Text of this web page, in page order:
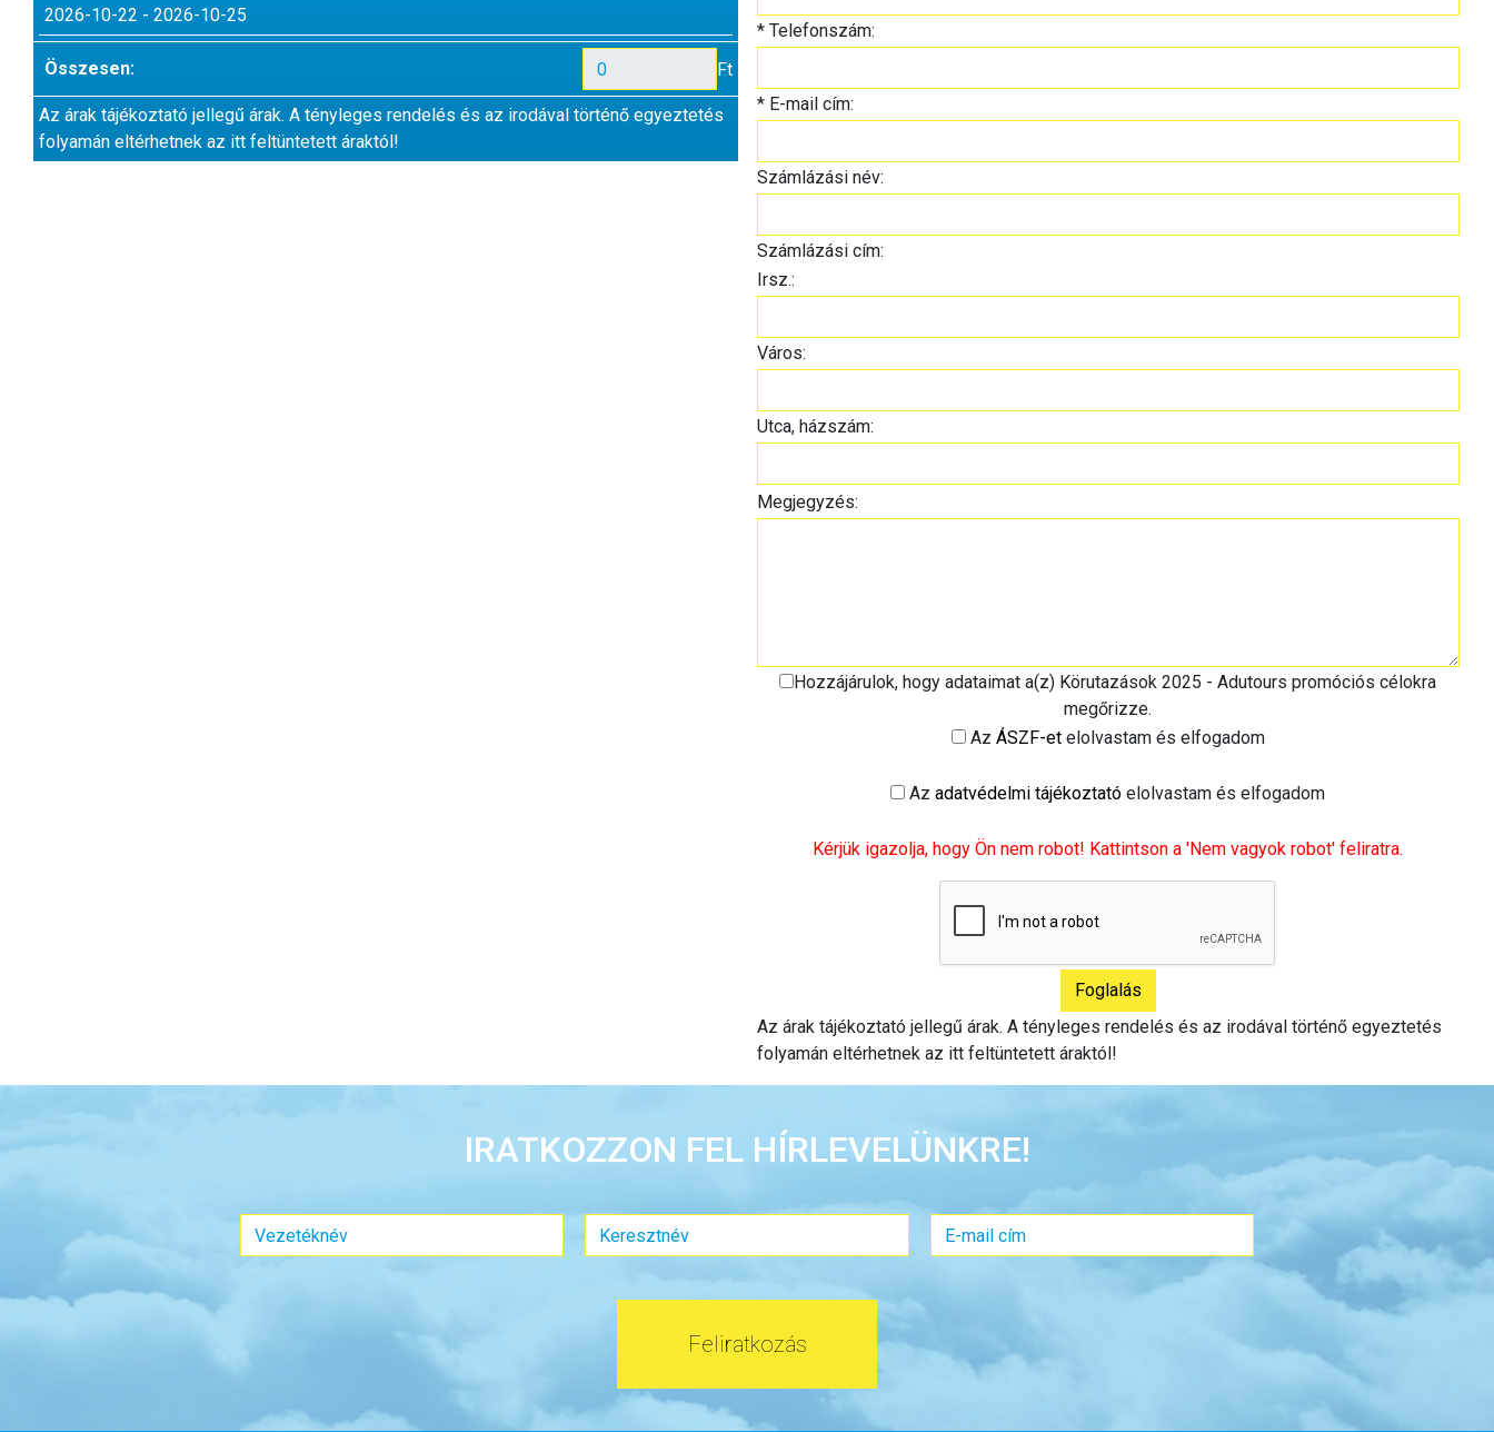
2026-10-22 - 2026-10-25
Összesen: Ft
Az árak tájékoztató jellegű árak. A tényleges rendelés és az irodával történő egyeztetés
folyamán eltérhetnek az itt feltüntetett áraktól!
*Telefonszám:
*E-mail cím:
Számlázási név:
Számlázási cím:
Irsz.:
Város:
Utca, házszám:
Megjegyzés:
Hozzájárulok, hogy adataimat a(z) Körutazások 2025 - Adutours promóciós célokra
megőrizze.
Az ÁSZF-etelolvastam és elfogadom
Az adatvédelmi tájékoztató elolvastam és elfogadom
Kérjük igazolja, hogy Ön nem robot! Kattintson a 'Nem vagyok robot' feliratra.
Az árak tájékoztató jellegű árak. A tényleges rendelés és az irodával történő egyeztetés
folyamán eltérhetnek az itt feltüntetett áraktól!
IRATKOZZON FEL HÍRLEVELÜNKRE!
Feliratkozás